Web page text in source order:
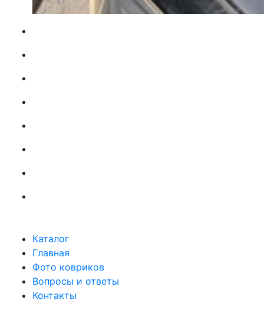
Каталог
Главная
Фото ковриков
Вопросы и ответы
Контакты